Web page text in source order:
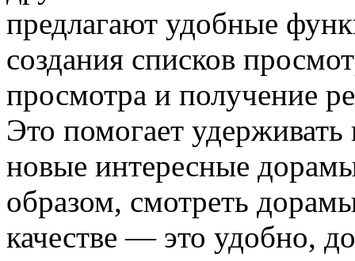
предлагают удобные
создания списков
просмотра и получение
Это помогает удерживать
новые интересные
образом, смотреть
качестве — это удобно,